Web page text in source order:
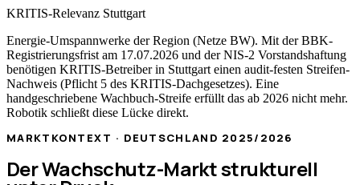
KRITIS-Relevanz Stuttgart
Energie-Umspannwerke der Region (Netze BW). Mit der BBK-
Registrierungsfrist am 17.07.2026 und der NIS-2 Vorstandshaftung
benötigen KRITIS-Betreiber in Stuttgart einen audit-festen Streifen-
Nachweis (Pflicht 5 des KRITIS-Dachgesetzes). Eine
handgeschriebene Wachbuch-Streife erfüllt das ab 2026 nicht mehr.
Robotik schließt diese Lücke direkt.
MARKTKONTEXT · DEUTSCHLAND 2025/2026
Der Wachschutz-Markt strukturell